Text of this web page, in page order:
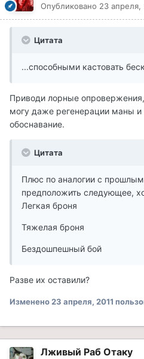
Опубликовано 23 апреля,
Цитата
...способными кастовать
Приводи лорные
могу даже регенерации маны и
обоснавание.
Цитата
Плюс по аналогии с
предположить следующее,
Легкая броня
Тяжелая броня
Бездошпешный бой
Разве их оставили?
Изменено23 апреля, 2011
Лживый Раб Отаку